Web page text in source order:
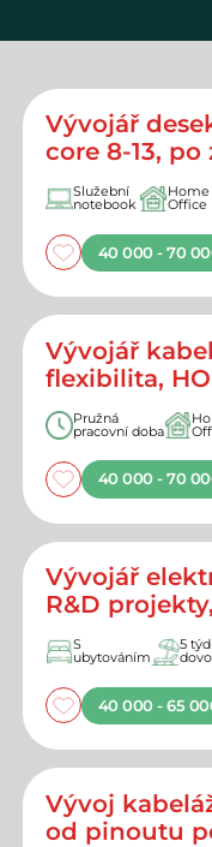
Vývojář
core 8-13, po
Služební
notebook
Home
Office
40 000 - 70
Vývojář
flexibilita,
Pružná
pracovní doba
40 000 - 70
Vývojář
R&D
S
ubytováním
5
40 000 - 65
Vývoj
od pinoutu